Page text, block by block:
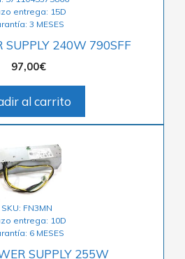
entrega: 15D
3 MESES
SUPPLY 240W 790SFF
97,00€
al carrito
SKU: FN3MN
entrega: 10D
6 MESES
SUPPLY 255W